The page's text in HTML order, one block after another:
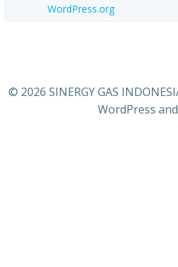
WordPress.org
© 2026 SINERGY GAS
WordPress and